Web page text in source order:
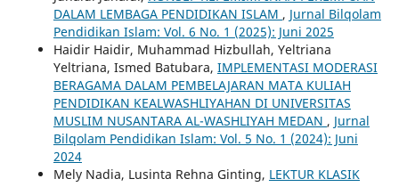
DALAM LEMBAGA PENDIDIKAN ISLAM , Jurnal Bilqolam
Pendidikan Islam: Vol. 6 No. 1 (2025): Juni 2025
Haidir Haidir, Muhammad Hizbullah, Yeltriana
Yeltriana, Ismed Batubara, IMPLEMENTASI MODERASI
BERAGAMA DALAM PEMBELAJARAN MATA KULIAH
PENDIDIKAN KEALWASHLIYAHAN DI UNIVERSITAS
MUSLIM NUSANTARA AL-WASHLIYAH MEDAN , Jurnal
Bilqolam Pendidikan Islam: Vol. 5 No. 1 (2024): Juni
2024
Mely Nadia, Lusinta Rehna Ginting, LEKTUR KLASIK